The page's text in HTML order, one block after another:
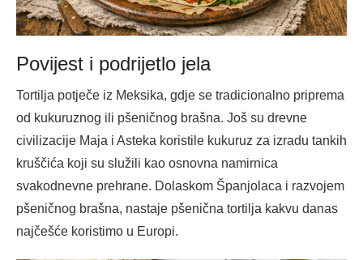
Povijest i podrijetlo jela
Tortilja potječe iz Meksika, gdje se tradicionalno priprema
od kukuruznog ili pšeničnog brašna. Još su drevne
civilizacije Maja i Asteka koristile kukuruz za izradu tankih
kruščića koji su služili kao osnovna namirnica
svakodnevne prehrane. Dolaskom Španjolaca i razvojem
pšeničnog brašna, nastaje pšenična tortilja kakvu danas
najčešće koristimo u Europi.